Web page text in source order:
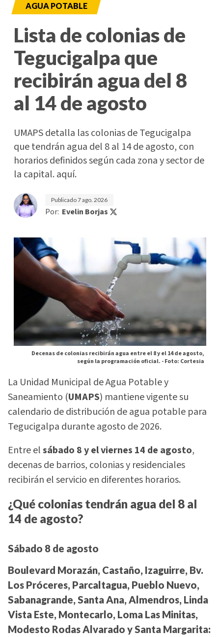
AGUA POTABLE
Lista de colonias de
Tegucigalpa que
recibirán agua del 8
al 14 de agosto
UMAPS detalla las colonias de Tegucigalpa
que tendrán agua del 8 al 14 de agosto, con
horarios definidos según cada zona y sector de
la capital. aquí.
Publicado7 ago. 2026
Por: Evelin Borjas
Decenas de colonias recibirán agua entre el 8 y el 14 de agosto,
según la programación oficial. -Foto: Cortesia
La Unidad Municipal de Agua Potable y
Saneamiento (UMAPS) mantiene vigente su
calendario de distribución de agua potable para
Tegucigalpa durante agosto de 2026.
Entre elsábado 8 y el viernes 14 de agosto,
decenas de barrios, colonias y residenciales
recibirán el servicio en diferentes horarios.
¿Qué colonias tendrán agua del 8 al
14 de agosto?
Sábado 8 de agosto
Boulevard Morazán, Castaño, Izaguirre, Bv.
Los Próceres, Parcaltagua, Pueblo Nuevo,
Sabanagrande, Santa Ana, Almendros, Linda
Vista Este, Montecarlo, Loma Las Minitas,
Modesto Rodas Alvarado y Santa Margarita: